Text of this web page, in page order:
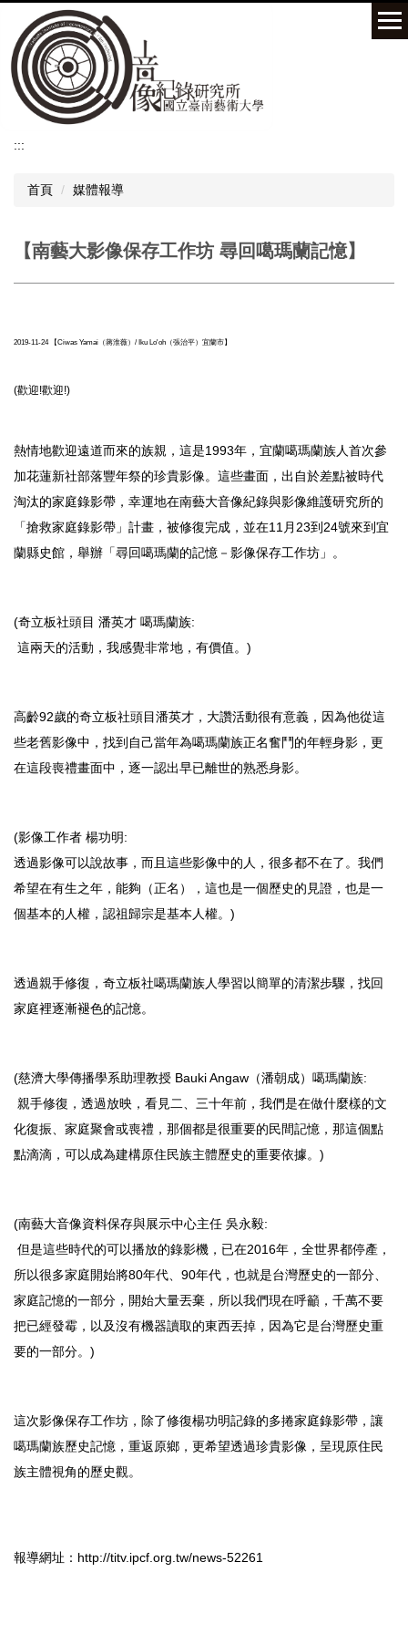
到
主
要
內
:::
首頁 媒體報導
【南藝大影像保存工作坊 尋回噶瑪蘭記憶】
2019-11-24 【Ciwas Yamai（蔣淮薇）/ Iku Lo'oh（張治平）宜蘭市】
(歡迎!歡迎!)
熱情地歡迎遠道而來的族親，這是1993年，宜蘭噶瑪蘭族人首次參
加花蓮新社部落豐年祭的珍貴影像。這些畫面，出自於差點被時代
淘汰的家庭錄影帶，幸運地在南藝大音像紀錄與影像維護研究所的
「搶救家庭錄影帶」計畫，被修復完成，並在11月23到24號來到宜
蘭縣史館，舉辦「尋回噶瑪蘭的記憶－影像保存工作坊」。
(奇立板社頭目 潘英才 噶瑪蘭族:
這兩天的活動，我感覺非常地，有價值。)
高齡92歲的奇立板社頭目潘英才，大讚活動很有意義，因為他從這
些老舊影像中，找到自己當年為噶瑪蘭族正名奮鬥的年輕身影，更
在這段喪禮畫面中，逐一認出早已離世的熟悉身影。
(影像工作者 楊功明:
透過影像可以說故事，而且這些影像中的人，很多都不在了。我們
希望在有生之年，能夠（正名），這也是一個歷史的見證，也是一
個基本的人權，認祖歸宗是基本人權。)
透過親手修復，奇立板社噶瑪蘭族人學習以簡單的清潔步驟，找回
家庭裡逐漸褪色的記憶。
(慈濟大學傳播學系助理教授 Bauki Angaw（潘朝成）噶瑪蘭族:
親手修復，透過放映，看見二、三十年前，我們是在做什麼樣的文
化復振、家庭聚會或喪禮，那個都是很重要的民間記憶，那這個點
點滴滴，可以成為建構原住民族主體歷史的重要依據。)
(南藝大音像資料保存與展示中心主任 吳永毅:
但是這些時代的可以播放的錄影機，已在2016年，全世界都停產，
所以很多家庭開始將80年代、90年代，也就是台灣歷史的一部分、
家庭記憶的一部分，開始大量丟棄，所以我們現在呼籲，千萬不要
把已經發霉，以及沒有機器讀取的東西丟掉，因為它是台灣歷史重
要的一部分。)
這次影像保存工作坊，除了修復楊功明記錄的多捲家庭錄影帶，讓
噶瑪蘭族歷史記憶，重返原鄉，更希望透過珍貴影像，呈現原住民
族主體視角的歷史觀。
報導網址： http://titv.ipcf.org.tw/news-52261